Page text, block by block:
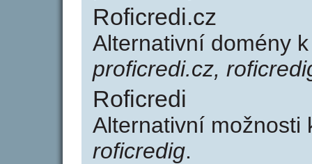
Roficredi.cz
Alternativní domény
proficredi.cz,
Roficredi
Alternativní
roficredig.